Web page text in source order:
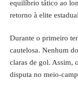
equilíbrio tático ao
retorno à elite
Durante o primeiro
cautelosa. Nenhum
claras de gol. Assim,
disputa no meio-